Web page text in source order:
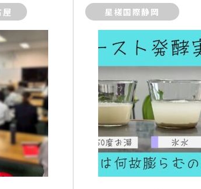
星槎国際静岡